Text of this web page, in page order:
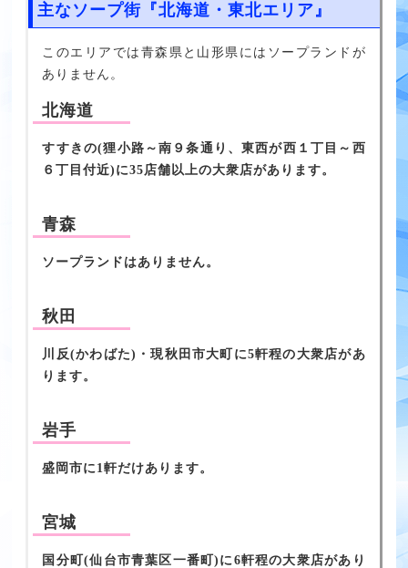
主なソープ街『北海道・東北エリア』
このエリアでは青森県と山形県にはソープランドが
ありません。
北海道
すすきの(狸小路～南９条通り、東西が西１丁目～西
６丁目付近)に35店舗以上の大衆店があります。
青森
ソープランドはありません。
秋田
川反(かわばた)・現秋田市大町に5軒程の大衆店があ
ります。
岩手
盛岡市に1軒だけあります。
宮城
国分町(仙台市青葉区一番町)に6軒程の大衆店があり